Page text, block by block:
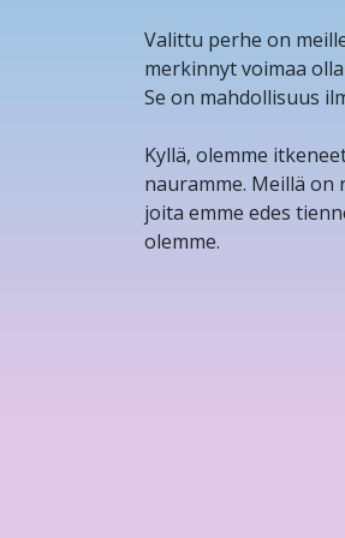
Valittu perhe on
merkinnyt voimaa
Se on mahdollisuus
Kyllä, olemme
nauramme. Meillä
joita emme edes
olemme.